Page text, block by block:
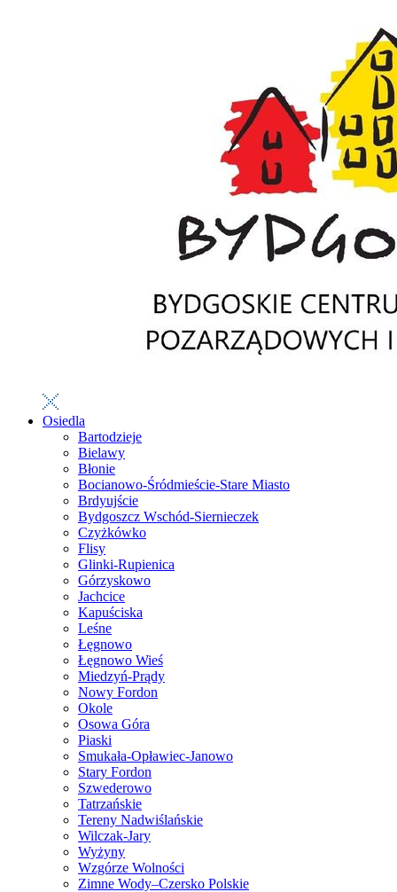
Osiedla
Bartodzieje
Bielawy
Błonie
Bocianowo-Śródmieście-Stare Miasto
Brdyujście
Bydgoszcz Wschód-Siernieczek
Czyżkówko
Flisy
Glinki-Rupienica
Górzyskowo
Jachcice
Kapuściska
Leśne
Łęgnowo
Łęgnowo Wieś
Miedzyń-Prądy
Nowy Fordon
Okole
Osowa Góra
Piaski
Smukała-Opławiec-Janowo
Stary Fordon
Szwederowo
Tatrzańskie
Tereny Nadwiślańskie
Wilczak-Jary
Wyżyny
Wzgórze Wolności
Zimne Wody–Czersko Polskie